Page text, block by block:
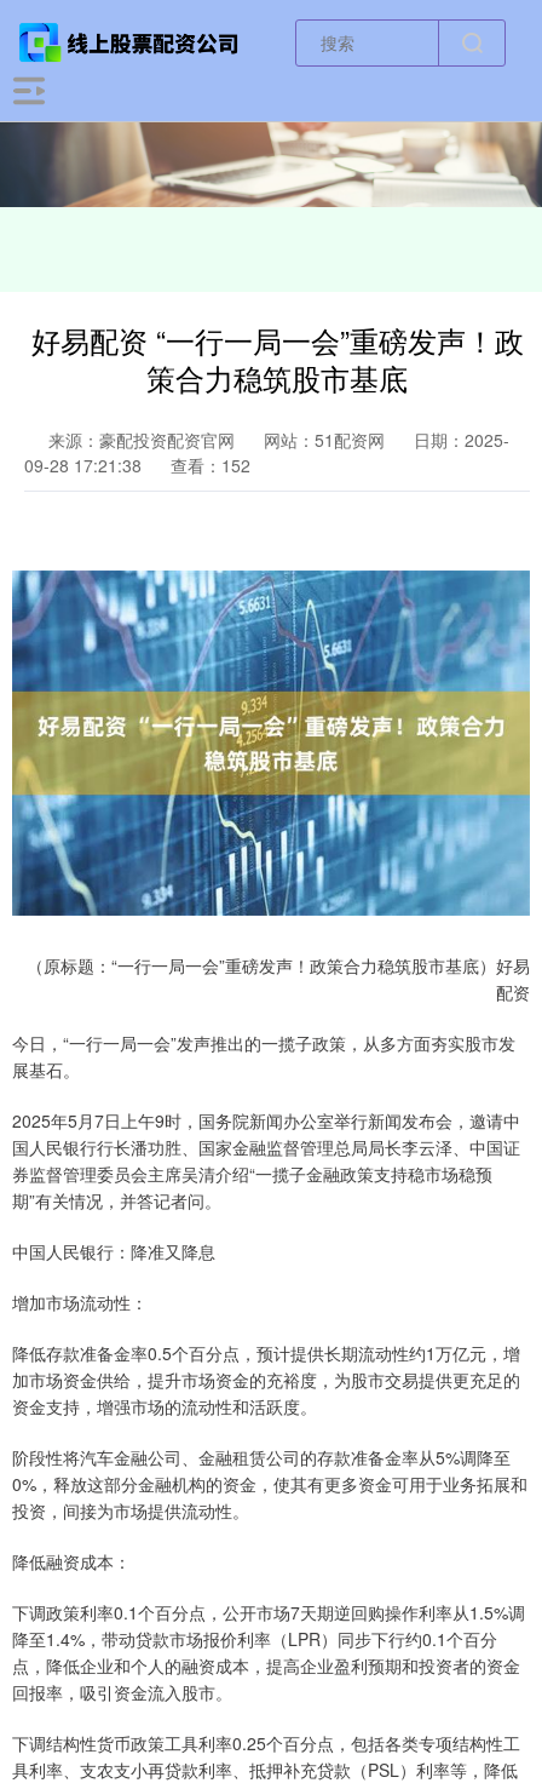
好易配资 “一行一局一会”重磅发声！政
策合力稳筑股市基底
来源：豪配投资配资官网 网站：51配资网
日期：2025-
09-28 17:21:38
查看：152
（原标题：“一行一局一会”重磅发声！政策合力稳筑股市基底）好易
配资
今日，“一行一局一会”发声推出的一揽子政策，从多方面夯实股市发
展基石。
2025年5月7日上午9时，国务院新闻办公室举行新闻发布会，邀请中
国人民银行行长潘功胜、国家金融监督管理总局局长李云泽、中国证
券监督管理委员会主席吴清介绍“一揽子金融政策支持稳市场稳预
期”有关情况，并答记者问。
中国人民银行：降准又降息
增加市场流动性：
降低存款准备金率0.5个百分点，预计提供长期流动性约1万亿元，增
加市场资金供给，提升市场资金的充裕度，为股市交易提供更充足的
资金支持，增强市场的流动性和活跃度。
阶段性将汽车金融公司、金融租赁公司的存款准备金率从5%调降至
0%，释放这部分金融机构的资金，使其有更多资金可用于业务拓展和
投资，间接为市场提供流动性。
降低融资成本：
下调政策利率0.1个百分点，公开市场7天期逆回购操作利率从1.5%调
降至1.4%，带动贷款市场报价利率（LPR）同步下行约0.1个百分
点，降低企业和个人的融资成本，提高企业盈利预期和投资者的资金
回报率，吸引资金流入股市。
下调结构性货币政策工具利率0.25个百分点，包括各类专项结构性工
具利率、支农支小再贷款利率、抵押补充贷款（PSL）利率等，降低